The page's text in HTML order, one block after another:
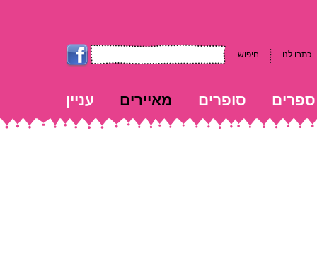
חיפוש כתבו לנו
ספרים סופרים מאיירים עניין